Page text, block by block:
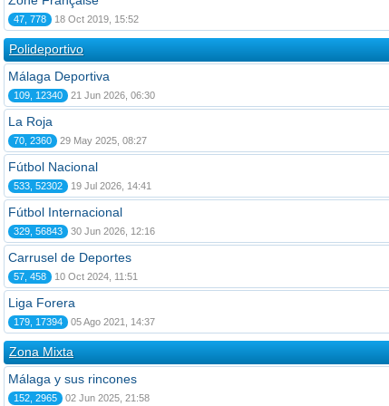
47, 778 18 Oct 2019, 15:52
Polideportivo
Málaga Deportiva
109, 12340 21 Jun 2026, 06:30
La Roja
70, 2360 29 May 2025, 08:27
Fútbol Nacional
533, 52302 19 Jul 2026, 14:41
Fútbol Internacional
329, 56843 30 Jun 2026, 12:16
Carrusel de Deportes
57, 458 10 Oct 2024, 11:51
Liga Forera
179, 17394 05 Ago 2021, 14:37
Zona Mixta
Málaga y sus rincones
152, 2965 02 Jun 2025, 21:58